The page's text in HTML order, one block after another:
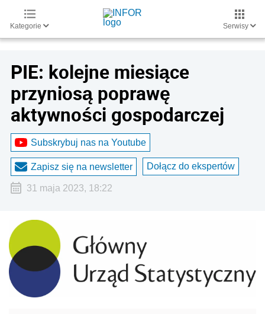
Kategorie Serwisy
PIE: kolejne miesiące
przyniosą poprawę
aktywności gospodarczej
Subskrybuj nas na Youtube
Zapisz się na newsletter Dołącz do ekspertów
31 maja 2023, 18:22